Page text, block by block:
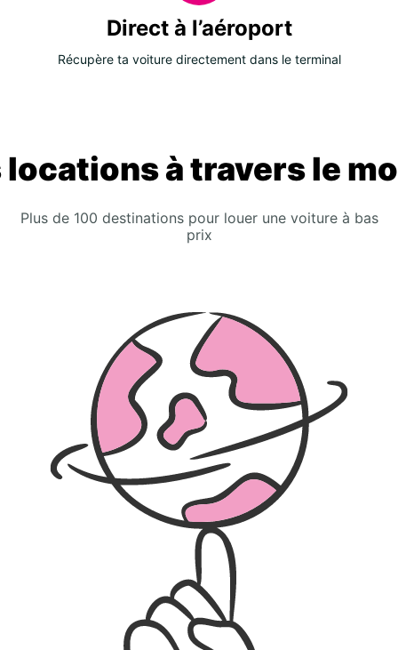
Direct à l’aéroport
Récupère ta voiture directement dans le terminal
locations à travers le
Plus de 100 destinations pour louer une voiture à bas
prix